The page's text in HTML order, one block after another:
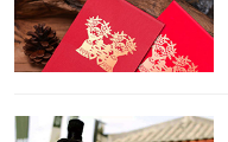
食物就是代表